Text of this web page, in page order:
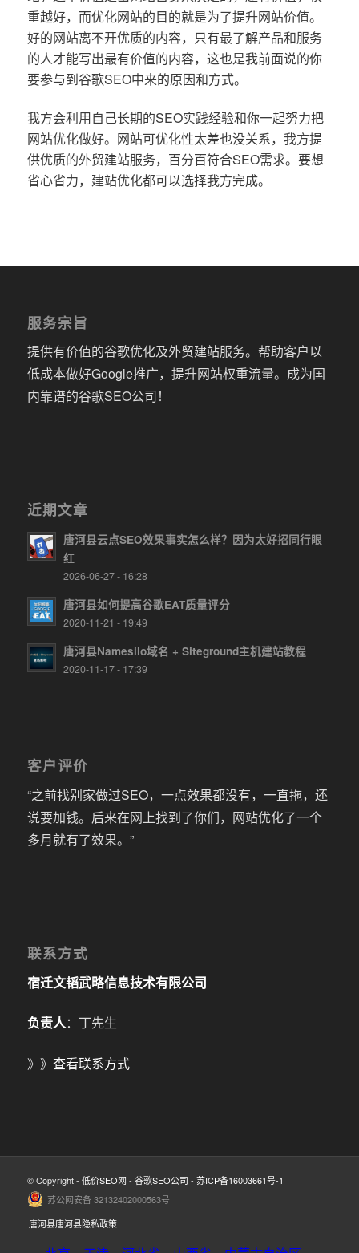
重越好，而优化网站的目的就是为了提升网站价值。
好的网站离不开优质的内容，只有最了解产品和服务
的人才能写出最有价值的内容，这也是我前面说的你
要参与到谷歌SEO中来的原因和方式。
我方会利用自己长期的SEO实践经验和你一起努力把
网站优化做好。网站可优化性太差也没关系，我方提
供优质的外贸建站服务，百分百符合SEO需求。要想
省心省力，建站优化都可以选择我方完成。
服务宗旨
提供有价值的谷歌优化及外贸建站服务。帮助客户以
低成本做好Google推广，提升网站权重流量。成为国
内靠谱的谷歌SEO公司！
近期文章
唐河县云点SEO效果事实怎么样？因为太好招同行眼
红
2026-06-27 - 16:28
唐河县如何提高谷歌EAT质量评分
2020-11-21 - 19:49
唐河县Namesilo域名 + Siteground主机建站教程
2020-11-17 - 17:39
客户评价
“之前找别家做过SEO，一点效果都没有，一直拖，还
说要加钱。后来在网上找到了你们，网站优化了一个
多月就有了效果。”
联系方式
宿迁文韬武略信息技术有限公司
负责人：丁先生
》》 查看联系方式
© Copyright - 低价SEO网 - 谷歌SEO公司 - 苏ICP备16003661号-1
苏公网安备 32132402000563号
唐河县唐河县隐私政策